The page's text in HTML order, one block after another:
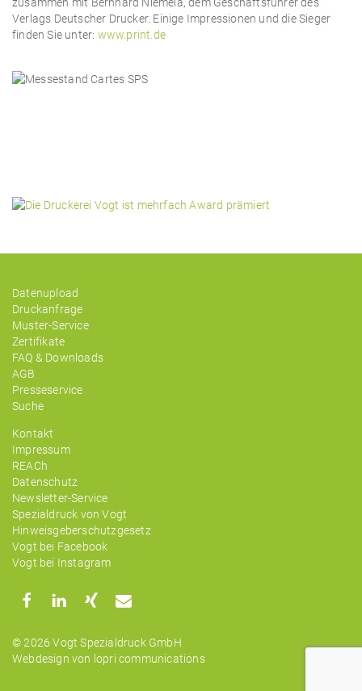
Verlags Deutscher Drucker. Einige Impressionen und die Sieger
finden Sie unter: www.print.de
Datenupload
Druckanfrage
Muster-Service
Zertifikate
FAQ & Downloads
AGB
Presseservice
Suche
Kontakt
Impressum
REACh
Datenschutz
Newsletter-Service
Spezialdruck von Vogt
Hinweisgeberschutzgesetz
Vogt bei Facebook
Vogt bei Instagram
© 2026 Vogt Spezialdruck GmbH
Webdesign von lopri communications